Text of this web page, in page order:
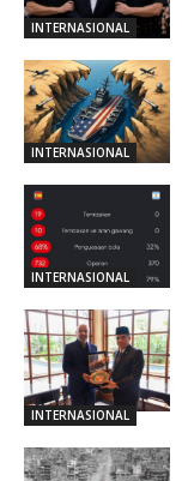
INTERNASIONAL
INTERNASIONAL
INTERNASIONAL
INTERNASIONAL